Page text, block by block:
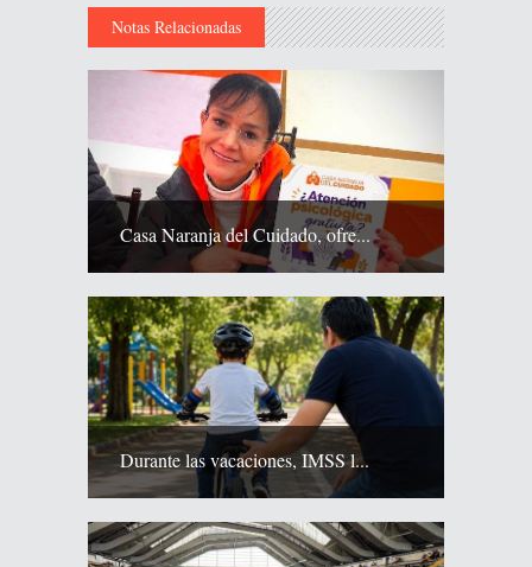
Notas Relacionadas
Casa Naranja del Cuidado, ofre...
Durante las vacaciones, IMSS l...